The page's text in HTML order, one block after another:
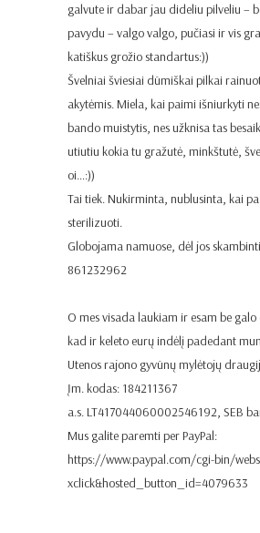
galvute ir dabar jau dideliu pilveliu –
pavydu – valgo valgo, pučiasi ir vis
katiškus grožio standartus:))
Švelniai šviesiai dūmiškai pilkai
akytėmis. Miela, kai paimi išniurkyti
bando muistytis, nes užknisa tas
utiutiu kokia tu gražutė, minkštutė,
oi…:))
Tai tiek. Nukirminta, nublusinta, kai
sterilizuoti.
Globojama namuose, dėl jos
861232962
O mes visada laukiam ir esam be
kad ir keleto eurų indėlį padedant
Utenos rajono gyvūnų mylėtojų
Įm. kodas: 184211367
a.s. LT417044060002546192, SEB
Mus galite paremti per PayPal:
https://www.paypal.com/cgi-bin/
xclick&hosted_button_id=4079633